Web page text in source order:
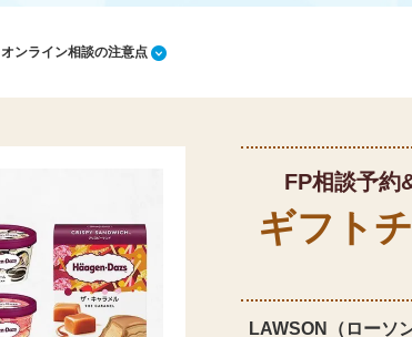
ンライン相談の注意点
FP相談予約
ギフト
LAWSON（ローソ